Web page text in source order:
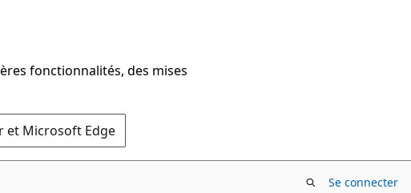
fonctionnalités, des mises
et Microsoft Edge
Se connecter